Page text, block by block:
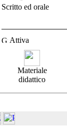
Scritto ed orale
Attiva
Materiale
didattico